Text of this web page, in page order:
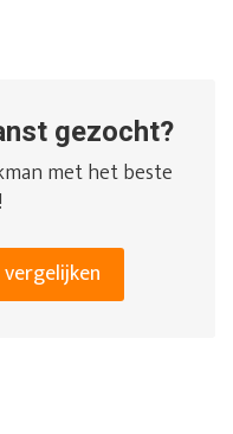
gezocht?
met het beste